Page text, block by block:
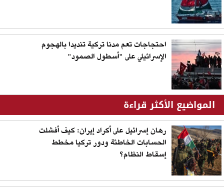
احتجاجات تعم مدنا تركية تنديدا بالهجوم
الإسرائيلي على "أسطول الصمود"
المواضيع الأكثر قراءة
رهان إسرائيل على أكراد إيران: كيف أفشلت
الحسابات الخاطئة ودور تركيا مخطط
إسقاط النظام؟